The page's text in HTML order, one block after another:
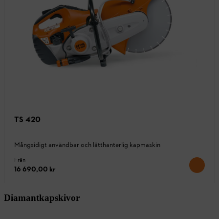
TS 420
Mångsidigt användbar och lätthanterlig kapmaskin
Från
16 690,00 kr
Diamantkapskivor